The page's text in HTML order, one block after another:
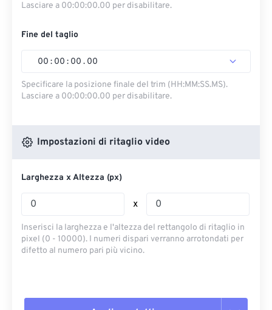
Lasciare a 00:00:00.00 per disabilitare.
Fine del taglio
00 : 00 : 00 . 00
Specificare la posizione finale del trim (HH:MM:SS.MS).
Lasciare a 00:00:00.00 per disabilitare.
Impostazioni di ritaglio video
Larghezza x Altezza (px)
x
Inserisci la larghezza e l'altezza del rettangolo di ritaglio in
pixel (0 - 10000). I numeri dispari verranno arrotondati per
difetto al numero pari più vicino.